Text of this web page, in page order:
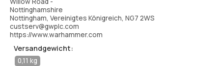
Nottinghamshire
Nottingham, Vereinigtes Königreich, NG7 2WS
custserv@gwplc.com
https://www.warhammer.com
Versandgewicht:
0,11 kg